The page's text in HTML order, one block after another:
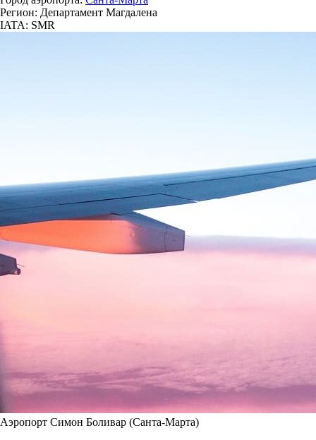
Регион: Департамент Магдалена
IATA: SMR
Аэропорт Симон Боливар (Санта-Марта)